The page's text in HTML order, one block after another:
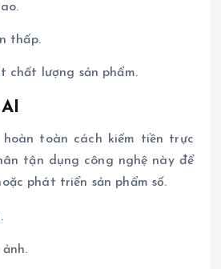
thấp.
chất lượng sản phẩm.
toàn cách kiếm tiền trực
tận dụng công nghệ này để
phát triển sản phẩm số.
ảnh.